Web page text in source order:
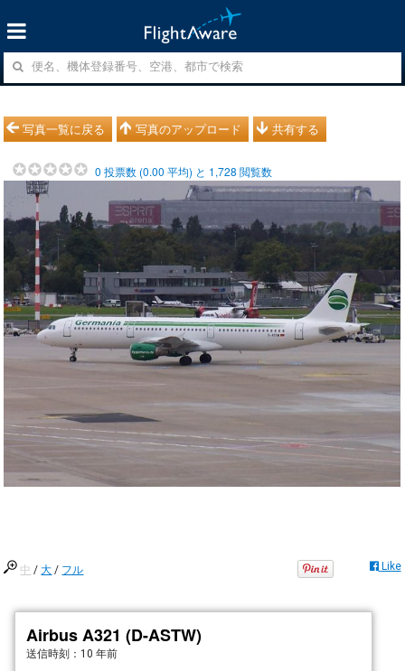
写真一覧に戻る 写真のアップロード 共有する
0 投票数 (0.00 平均) と 1,728 閲覧数
中 /大 / フル Like
Airbus A321 (D-ASTW)
送信時刻： 10 年前